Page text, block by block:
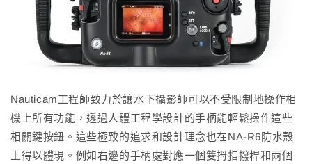
Nauticam工程師致力於讓水下攝影師可以不受限制地操作相
機上所有功能，透過人體工程學設計的手柄能輕鬆操作這些
相關鍵按鈕。這些極致的追求和設計理念也在NA-R6防水殼
上得以體現。例如右邊的手柄處對應一個雙拇指撥桿和兩個